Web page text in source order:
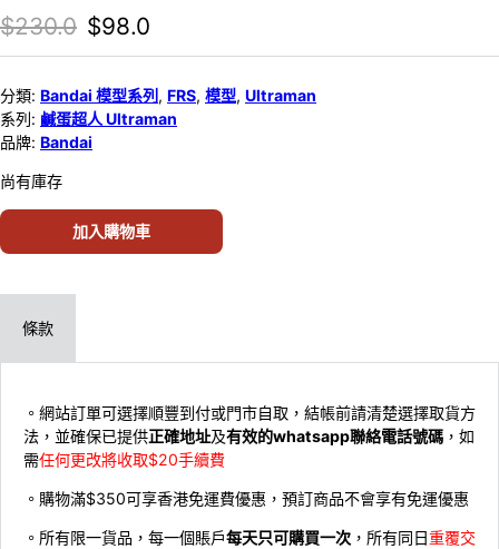
$230.0 Original price was: $230.0.
$98.0
分類: Bandai 模型系列 , FRS, 模型, Ultraman
系列: 鹹蛋超人 Ultraman
品牌: Bandai
尚有庫存
加入購物車
條款
。網站訂單可選擇順豐到付或門市自取，結帳前請清楚選擇取貨方
法，並確保已提供正確地址及有效的whatsapp聯絡電話號碼 ，如
需任何更改將收取$20手續費
。購物滿$350可享香港免運費優惠，預訂商品不會享有免運優惠
。所有限一貨品，每一個賬戶每天只可購買一次 ，所有同日重覆交